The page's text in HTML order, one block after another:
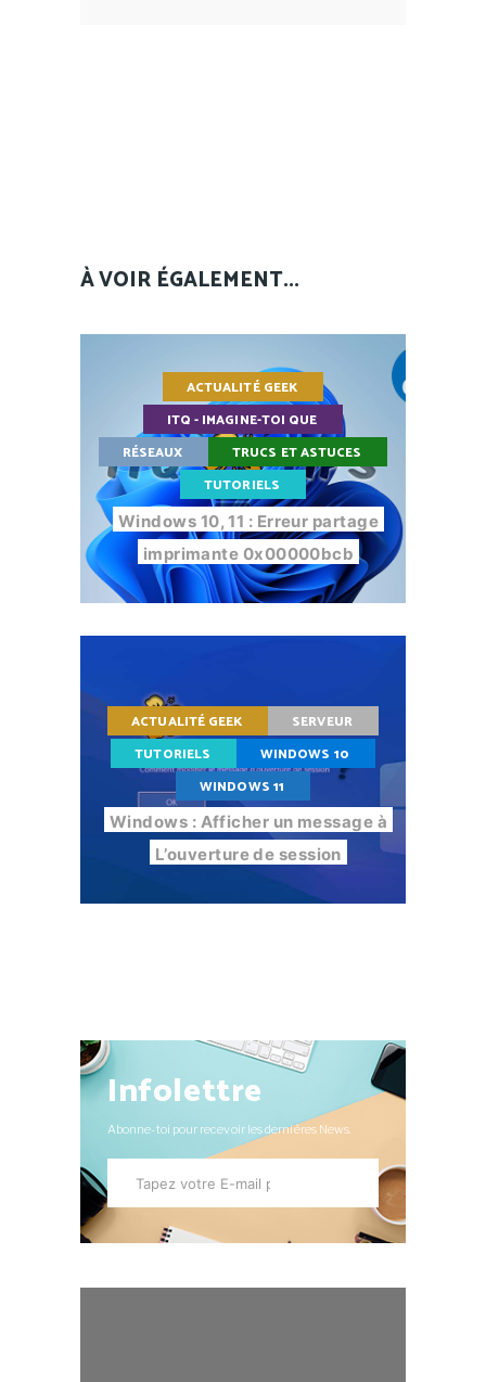
À VOIR ÉGALEMENT...
ACTUALITÉ GEEK
ITQ - IMAGINE-TOI QUE
RÉSEAUX
TRUCS ET ASTUCES
TUTORIELS
Windows 10, 11 : Erreur partage
imprimante 0x00000bcb
ACTUALITÉ GEEK
SERVEUR
TUTORIELS
WINDOWS 10
WINDOWS 11
Windows : Afficher un message à
L’ouverture de session
Infolettre
Abonne-toi pour recevoir les dernières News.